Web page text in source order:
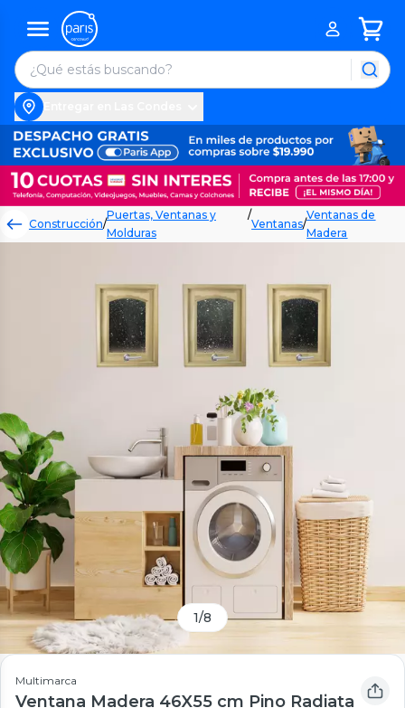
Construcción/
Puertas, Ventanas y
Molduras
/
Ventanas/
Ventanas de
Madera
1/8
Multimarca
Ventana Madera 46X55 cm Pino Radiata